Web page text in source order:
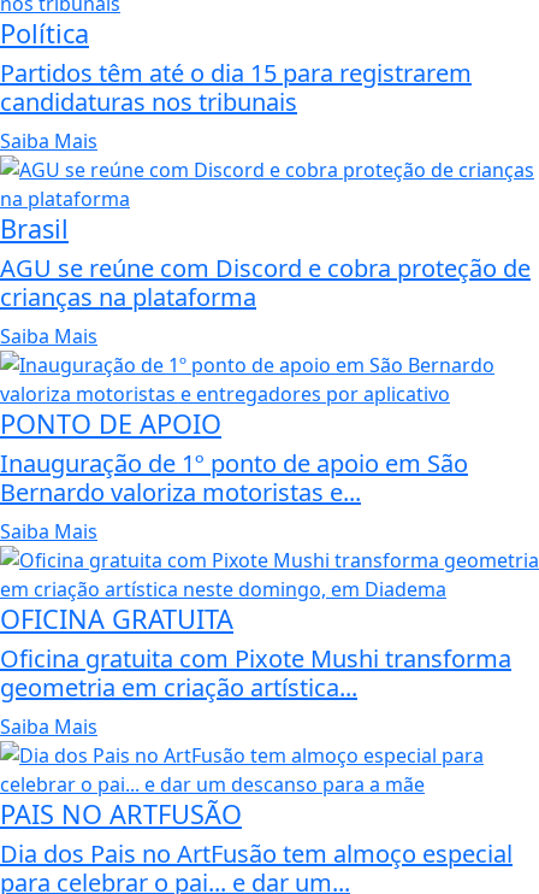
Política
Partidos têm até o dia 15 para registrarem
candidaturas nos tribunais
Saiba Mais
Brasil
AGU se reúne com Discord e cobra proteção de
crianças na plataforma
Saiba Mais
PONTO DE APOIO
Inauguração de 1º ponto de apoio em São
Bernardo valoriza motoristas e...
Saiba Mais
OFICINA GRATUITA
Oficina gratuita com Pixote Mushi transforma
geometria em criação artística...
Saiba Mais
PAIS NO ARTFUSÃO
Dia dos Pais no ArtFusão tem almoço especial
para celebrar o pai... e dar um...